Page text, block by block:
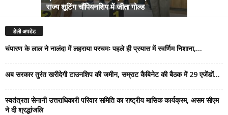
राज्य शूटिंग चौंपियनशिप में जीता गोल्ड
डेली अपडेट
चंपारण के लाल ने नालंदा में लहराया परचमः पहले ही प्रयास में स्वर्णिम निशाना,...
अब सरकार तुरंत खरीदेगी टाउनशिप की जमीन, सम्राट कैबिनेट की बैठक में 29 एजेंडों...
स्वतंत्रता सेनानी उत्तराधिकारी परिवार समिति का राष्ट्रीय मासिक कार्यक्रम, असम सीएम
ने दी श्रद्धांजलि